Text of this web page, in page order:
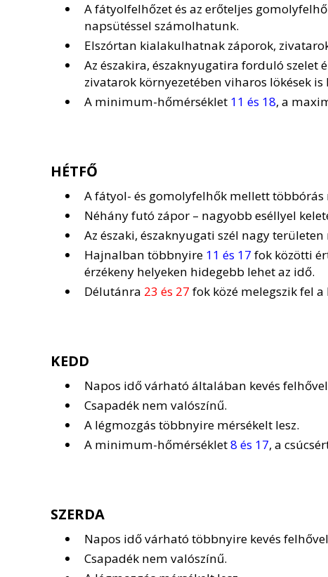
A fátyolfelhőzet és az erőteljes
napsütéssel számolhatunk.
Elszórtan kialakulhatnak záporok,
Az északira, északnyugatira forduló szelet
zivatarok környezetében viharos lökések is
A minimum-hőmérséklet 11 és 18, a
HÉTFŐ
A fátyol- és gomolyfelhők mellett többórás
Néhány futó zápor – nagyobb eséllyel
Az északi, északnyugati szél nagy
Hajnalban többnyire 11 és 17 fok közötti
érzékeny helyeken hidegebb lehet az idő.
Délutánra 23 és 27 fok közé melegszik fel a
KEDD
Napos idő várható általában kevés
Csapadék nem valószínű.
A légmozgás többnyire mérsékelt lesz.
A minimum-hőmérséklet8 és 17, a
SZERDA
Napos idő várható többnyire kevés
Csapadék nem valószínű.